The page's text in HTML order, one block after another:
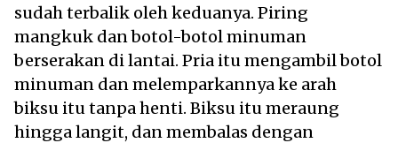
sudah terbalik oleh keduanya. Piring
mangkuk dan botol-botol minuman
berserakan di lantai. Pria itu mengambil botol
minuman dan melemparkannya ke arah
biksu itu tanpa henti. Biksu itu meraung
hingga langit, dan membalas dengan